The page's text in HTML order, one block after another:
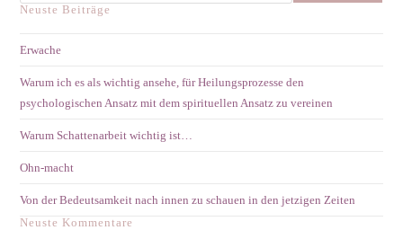
Mit
Dem
Neuste Beiträge
Erwache
Warum ich es als wichtig ansehe, für Heilungsprozesse den
psychologischen Ansatz mit dem spirituellen Ansatz zu vereinen
Warum Schattenarbeit wichtig ist…
Ohn-macht
Von der Bedeutsamkeit nach innen zu schauen in den jetzigen Zeiten
Neuste Kommentare